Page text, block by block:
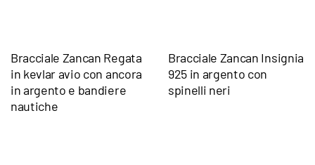
Bracciale Zancan Regata
in kevlar avio con ancora
in argento e bandiere
nautiche
Bracciale Zancan Insignia
925 in argento con
spinelli neri